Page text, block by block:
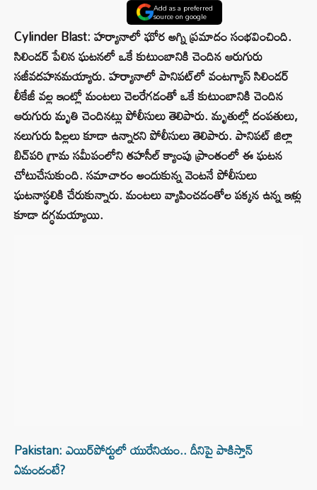
Add as a preferred
source on google
Cylinder Blast: హర్యానాలో ఘోర అగ్ని ప్రమాదం సంభవించింది.
సిలిండర్ పేలిన ఘటనలో ఒకే కుటుంబానికి చెందిన ఆరుగురు
సజీవదహనమయ్యారు. హర్యానాలో పానిపట్‌లో వంటగ్యాస్ సిలిండర్
లీకేజీ వల్ల ఇంట్లో మంటలు చెలరేగడంతో ఒకే కుటుంబానికి చెందిన
ఆరుగురు మృతి చెందినట్లు పోలీసులు తెలిపారు. మృతుల్లో దంపతులు,
నలుగురు పిల్లలు కూడా ఉన్నారని పోలీసులు తెలిపారు. పానిపట్ జిల్లా
బిచ్‌పరి గ్రామ సమీపంలోని తహసీల్ క్యాంపు ప్రాంతంలో ఈ ఘటన
చోటుచేసుకుంది. సమాచారం అందుకున్న వెంటనే పోలీసులు
ఘటనాస్థలికి చేరుకున్నారు. మంటలు వ్యాపించడంతోల పక్కన ఉన్న ఇళ్లు
కూడా దగ్ధమయ్యాయి.
Pakistan: ఎయిర్‌పోర్టులో యురేనియం.. దీనిపై పాకిస్తాన్
ఏమందంటే?